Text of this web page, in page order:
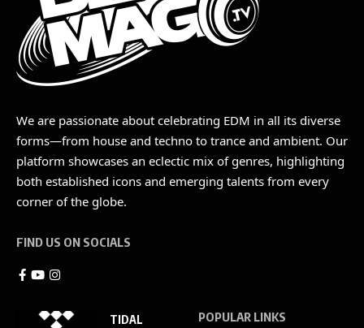
We are passionate about celebrating EDM in all its diverse
forms—from house and techno to trance and ambient. Our
platform showcases an eclectic mix of genres, highlighting
both established icons and emerging talents from every
corner of the globe.
FIND US ON SOCIALS
TIDAL
POPULAR LINKS